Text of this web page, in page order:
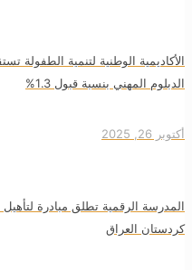
الأكاديمية الوطنية لتنمية الطفولة
الدبلوم المهني بنسبة قبول 1.3%
أكتوبر 26, 2025
كردستان العراق